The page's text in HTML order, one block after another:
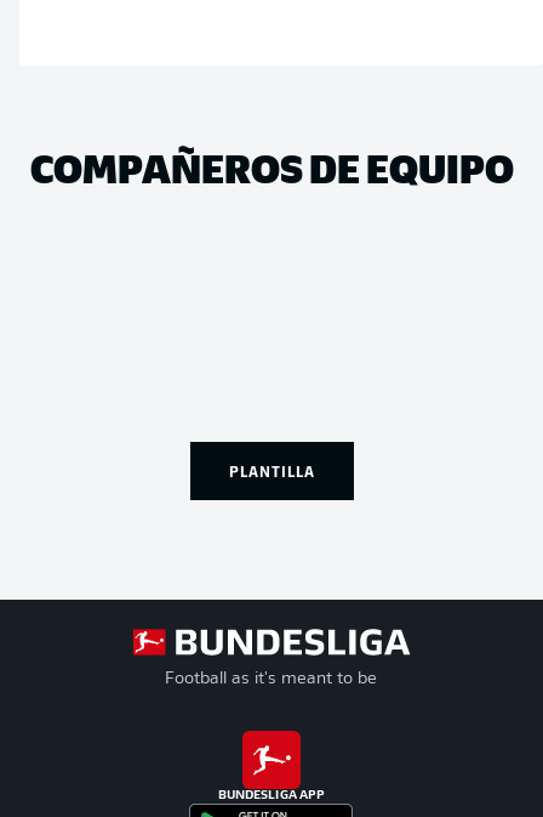
COMPAÑEROS DE EQUIPO
PLANTILLA
Football as it's meant to be
BUNDESLIGA APP